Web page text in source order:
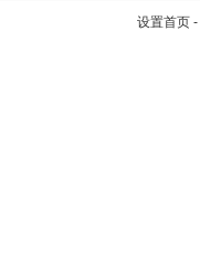
设置首页 -